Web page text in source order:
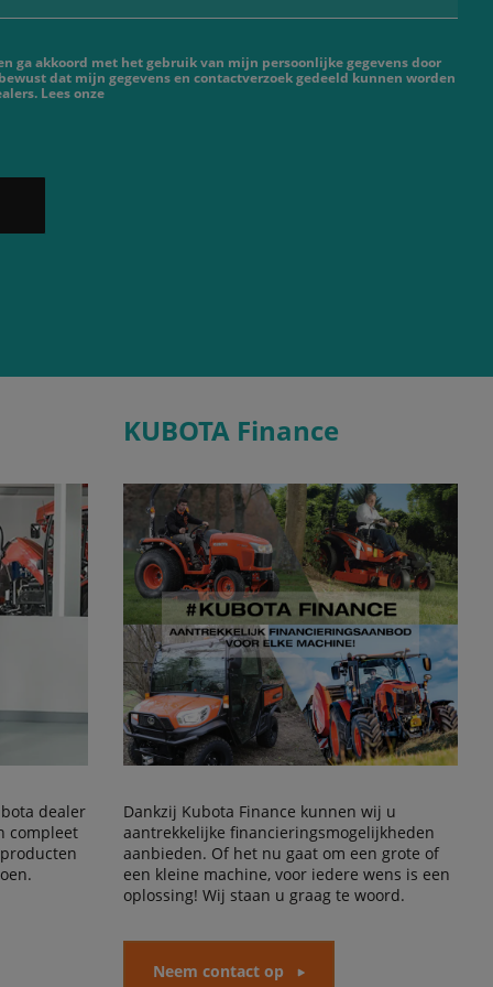
ga akkoord met het gebruik van mijn persoonlijke gegevens door
dat mijn gegevens en contactverzoek gedeeld kunnen worden
Lees onze
dealer
compleet
KUBOTA Finance
Dankzij Kubota Finance kunnen wij u
aantrekkelijke financieringsmogelijkheden
aanbieden. Of het nu gaat om een grote of
een kleine machine, voor iedere wens is een
oplossing! Wij staan u graag te woord.
Neem contact op